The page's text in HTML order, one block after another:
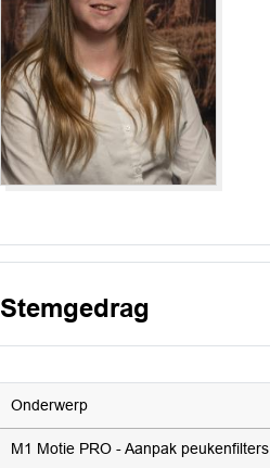
Stemgedrag
Onderwerp
M1 Motie PRO - Aanpak peukenfilters